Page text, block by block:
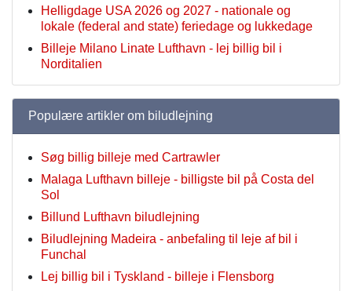
Helligdage USA 2026 og 2027 - nationale og
lokale (federal and state) feriedage og lukkedage
Billeje Milano Linate Lufthavn - lej billig bil i
Norditalien
Populære artikler om biludlejning
Søg billig billeje med Cartrawler
Malaga Lufthavn billeje - billigste bil på Costa del
Sol
Billund Lufthavn biludlejning
Biludlejning Madeira - anbefaling til leje af bil i
Funchal
Lej billig bil i Tyskland - billeje i Flensborg